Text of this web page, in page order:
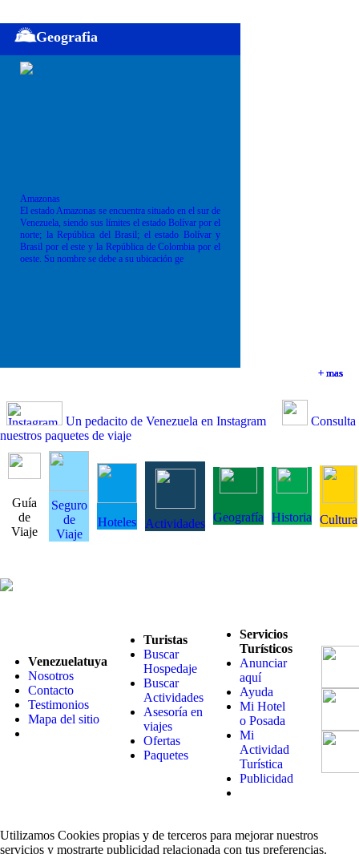
+ mas
+ mas
+ mas
Geografia
Amazonas
El estado Amazonas se encuentra situado en el sur de
Venezuela, siendo sus límites el estado Bolívar por el
norte; la República del Brasil; el estado Bolívar y
Brasil por el este y la República de Colombia por el
oeste. Su nombre se debe a su ubicación ge
+ mas
Un pedacito de Venezuela en Instagram
Consulta
nuestros paquetes de viaje
Guía
de
Viaje
Seguro
de
Viaje
Hoteles Actividades Geografía Historia Cultura
Venezuelatuya
Nosotros
Contacto
Testimonios
Mapa del sitio
Turistas
Buscar
Hospedaje
Buscar
Actividades
Asesoría en
viajes
Ofertas
Paquetes
Servicios
Turísticos
Anunciar
aquí
Ayuda
Mi Hotel
o Posada
Mi
Actividad
Turística
Publicidad
Utilizamos Cookies propias y de terceros para mejorar nuestros
servicios y mostrarte publicidad relacionada con tus preferencias.